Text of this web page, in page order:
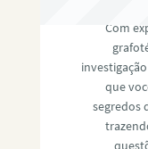
Com
que
segredos